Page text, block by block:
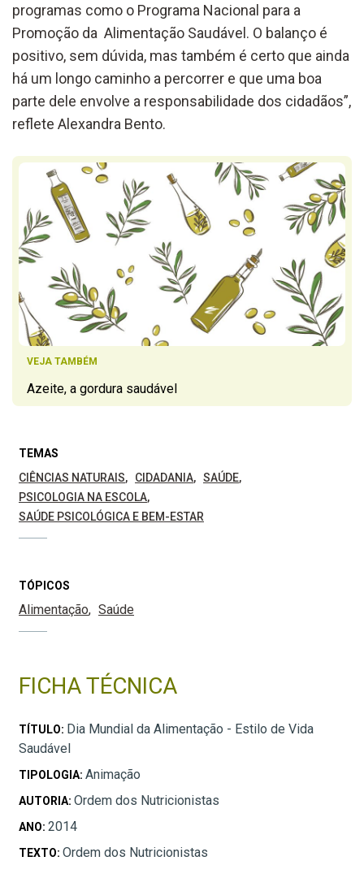
programas como o Programa Nacional para a
Promoção da Alimentação Saudável. O balanço é
positivo, sem dúvida, mas também é certo que ainda
há um longo caminho a percorrer e que uma boa
parte dele envolve a responsabilidade dos cidadãos”,
reflete Alexandra Bento.
VEJA TAMBÉM
Azeite, a gordura saudável
TEMAS
CIÊNCIAS NATURAIS
CIDADANIA
SAÚDE
PSICOLOGIA NA ESCOLA
SAÚDE PSICOLÓGICA E BEM-ESTAR
TÓPICOS
Alimentação Saúde
FICHA TÉCNICA
TÍTULO: Dia Mundial da Alimentação - Estilo de Vida
Saudável
TIPOLOGIA: Animação
AUTORIA: Ordem dos Nutricionistas
ANO: 2014
TEXTO: Ordem dos Nutricionistas